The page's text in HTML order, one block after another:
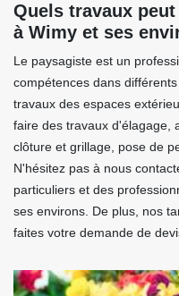
Quels travaux
à Wimy et ses
Le paysagiste est un
compétences dans
travaux des espaces
faire des travaux d'élagage,
clôture et grillage, pose de
N'hésitez pas à nous
particuliers et des
ses environs. De plus, nos
faites votre demande de